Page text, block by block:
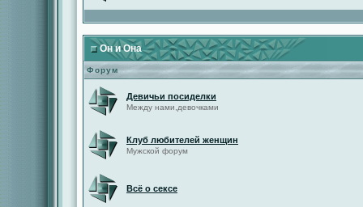
Он и Она
Форум
Девичьи посиделки
Между нами,девочками
Клуб любителей женщин
Мужской форум
Всё о сексе